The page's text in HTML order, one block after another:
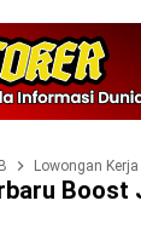
Lowongan Kerja
Boost